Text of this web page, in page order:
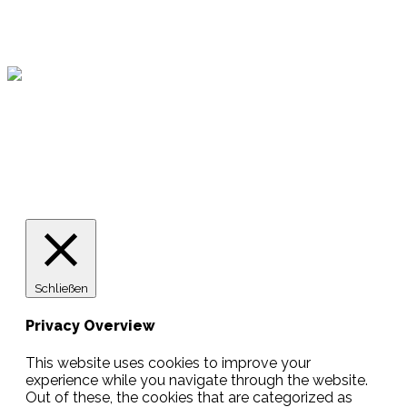
Schließen
Privacy Overview
This website uses cookies to improve your
experience while you navigate through the website.
Out of these, the cookies that are categorized as